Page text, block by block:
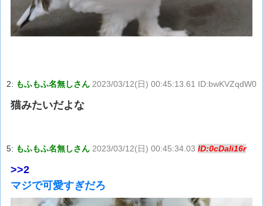
2: もふもふ名無しさん 2023/03/12(日) 00:45:13.61 ID:bwKVZqdW0
猫みたいだよな
5: もふもふ名無しさん 2023/03/12(日) 00:45:34.03 ID:0cDali16r
>>2
マジで可愛すぎだろ